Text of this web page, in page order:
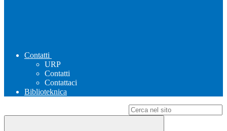
Contatti
URP
Contatti
Contattaci
Biblioteknica